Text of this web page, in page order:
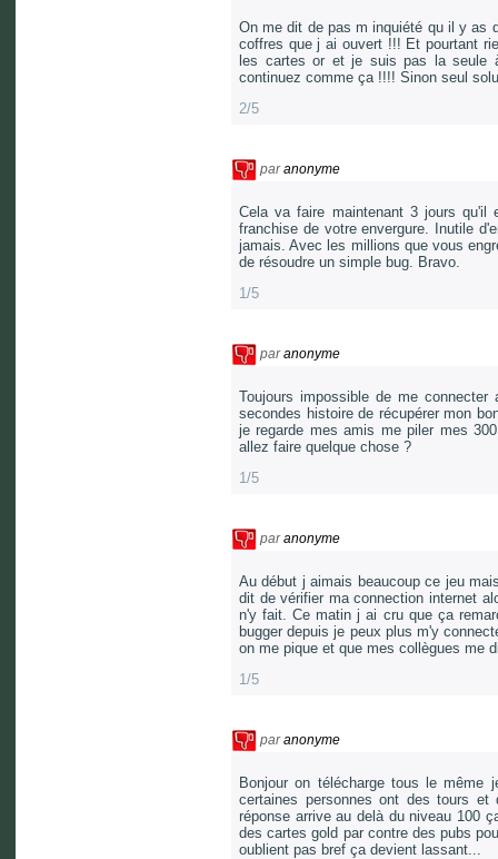
On me dit de pas m inquiété qu il y as
coffres que j ai ouvert !!! Et pourtant
les cartes or et je suis pas la seule
continuez comme ça !!!! Sinon seul
2/5
paranonyme
Cela va faire maintenant 3 jours qu'il
franchise de votre envergure. Inutile
jamais. Avec les millions que vous
de résoudre un simple bug. Bravo.
1/5
paranonyme
Toujours impossible de me
secondes histoire de récupérer mon
je regarde mes amis me piler mes
allez faire quelque chose ?
1/5
paranonyme
Au début j aimais beaucoup ce jeu
dit de vérifier ma connection internet
n'y fait. Ce matin j ai cru que ça
bugger depuis je peux plus m'y
on me pique et que mes collègues me
1/5
paranonyme
Bonjour on télécharge tous le
certaines personnes ont des tours
réponse arrive au delà du niveau 100
des cartes gold par contre des pubs
oublient pas bref ça devient lassant...